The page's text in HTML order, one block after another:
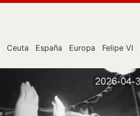
Ceuta España Europa Felipe VI